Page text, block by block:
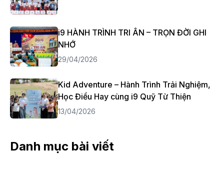
i9 HÀNH TRÌNH TRI ÂN – TRỌN ĐỜI GHI
NHỚ
29/04/2026
Kid Adventure – Hành Trình Trải Nghiệm,
Học Điều Hay cùng i9 Quỹ Từ Thiện
13/04/2026
Danh mục bài viết